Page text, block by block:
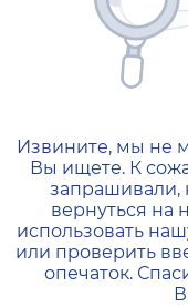
404 —
Извините, мы не
Вы ищете. К
запрашивали,
вернуться
использовать
или проверить
опечаток.